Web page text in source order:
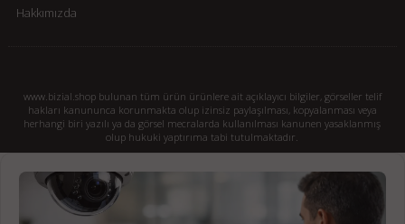
Hakkımızda
www.bizial.shop bulunan tüm ürün ürünlere ait açıklayıcı bilgiler, görseller telif
hakları kanununca korunmakta olup izinsiz paylaşılması, kopyalanması veya
herhangi biri yazılı ya da görsel mecralarda kullanılması kanunen yasaklanmış
olup hukuki yaptırıma tabi tutulmaktadır.